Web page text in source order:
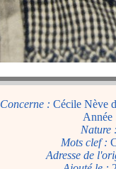
Concerne : Cécile Nève
Année
Nature :
Mots clef :
Adresse de